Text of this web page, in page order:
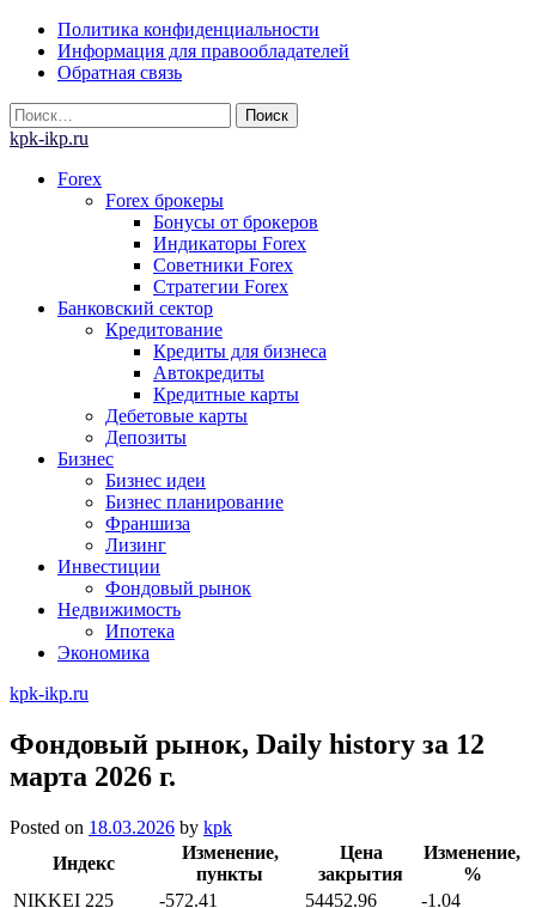
Skip
content
Политика конфиденциальности
Информация для правообладателей
Обратная связь
Найти:
kpk-ikp.ru
Forex
Forex брокеры
Бонусы от брокеров
Индикаторы Forex
Советники Forex
Стратегии Forex
Банковский сектор
Кредитование
Кредиты для бизнеса
Автокредиты
Кредитные карты
Дебетовые карты
Депозиты
Бизнес
Бизнес идеи
Бизнес планирование
Франшиза
Лизинг
Инвестиции
Фондовый рынок
Недвижимость
Ипотека
Экономика
kpk-ikp.ru
Фондовый рынок, Daily history за 12
марта 2026 г.
Posted on 18.03.2026 by kpk
Индекс
Изменение,
пункты
Цена
закрытия
Изменение,
%
NIKKEI 225
-572.41 54452.96
-1.04